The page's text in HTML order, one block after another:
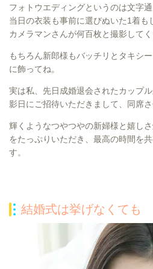
フォトウエディングというのは文字
当日の衣装も事前に選びぬいた1着も
カメラマンさんが何百枚と撮影してく
もちろん新郎様もバッチリとタキシ
に飾ってね。
実は私、先日成婚退会されたカップ
影日にご招待いただきまして、同席
輝くようなつやつやの新婦様と嬉し
をたっぷりいただき、最高の時間を
す。
結婚式は挙げなくても